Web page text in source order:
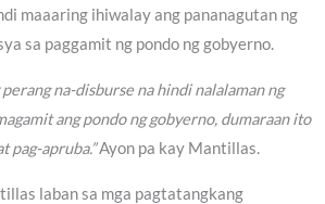
maaaring ihiwalay ang pananagutan ng
sa paggamit ng pondo ng gobyerno.
na-disburse na hindi nalalaman ng
ang pondo ng gobyerno, dumaraan ito
pag-apruba.”Ayon pa kay Mantillas.
laban sa mga pagtatangkang